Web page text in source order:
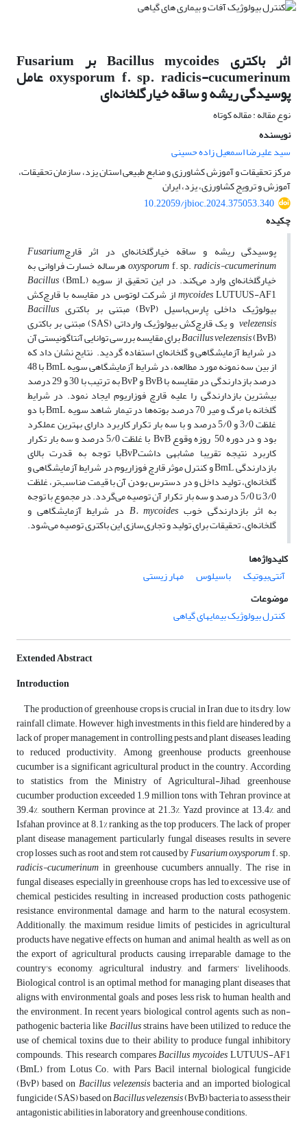
اثر باکتری Bacillus mycoides بر Fusarium
oxysporum f. sp. radicis-cucumerinum عامل
پوسیدگی ریشه و ساقه خیارگلخانه‌ای
نوع مقاله : مقاله کوتاه
نویسنده
سید علیرضا اسمعیل زاده حسینی
مرکز تحقیقات و آموزش کشاورزی و منابع طبیعی استان یزد، سازمان تحقیقات،
آموزش و ترویج کشاورزی، یزد، ایران
10.22059/jbioc.2024.375053.340
چکیده
پوسیدگی ریشه و ساقه خیارگلخانه‌ای در اثر قارچFusarium
oxysporumf. sp.radicis-cucumerinum هرساله خسارت فراوانی به
خیارگلخانه‌ای وارد می‌کند. در این تحقیق از سویه (BmL) Bacillus
mycoidesLUTUUS-AF1 از شرکت لوتوس در مقایسه با قارچ‌کش
بیولوژیک داخلی پارس‌باسیل (BvP) مبتنی بر باکتری Bacillus
velezensisو یک قارچ‌کش بیولوژیک وارداتی (SAS) مبتنی بر باکتری
Bacillus velezensis(BvB) برای مقایسه بررسی توانایی آنتاگونیستی آن
در شرایط آزمایشگاهی و گلخانه‌ای استفاده گردید. نتایج نشان داد که
از بین سه نمونه مورد مطالعه، در شرایط آزمایشگاهی سویه BmL با 48
درصد بازدارندگی در مقایسه با BvB و BvP به ترتیب با 30 و 29 درصد
بیشترین بازدارندگی را علیه قارچ فوزاریوم ایجاد نمود. در شرایط
گلخانه با مرگ و میر 70 درصد بوته‌ها در تیمار شاهد سویه BmL با دو
غلظت 3/0 و 5/0 درصد و با سه بار تکرار کاربرد دارای بهترین عملکرد
بود و در دوره 50 روزه وقوع BvB با غلظت 5/0 درصد و سه بار تکرار
کاربرد نتیجه تقریبا مشابهی داشتBvPبا توجه به قدرت بالای
بازدارندگی BmL و کنترل موثر قارچ فوزاریوم در شرایط آزمایشگاهی و
گلخانه‌ای، تولید داخل و در دسترس بودن آن با قیمت مناسب‌تر، غلظت
3/0 تا 5/0 درصد و سه بار تکرار آن توصیه می‌گردد. در مجموع با توجه
به اثر بازدارندگی خوب B. mycoides در شرایط آزمایشگاهی و
گلخانه‌ای، تحقیقات برای تولید و تجاری‌سازی این باکتری توصیه می‌شود.
کلیدواژه‌ها
آنتی‌بیوتیک
باسیلوس
مهار زیستی
موضوعات
کنترل بیولوژیک بیمایهای گیاهی
Extended Abstract
Introduction
The production of greenhouse crops is crucial in Iran due to its dry, low
rainfall climate. However, high investments in this field are hindered by a
lack of proper management in controlling pests and plant diseases, leading
to reduced productivity. Among greenhouse products, greenhouse
cucumber is a significant agricultural product in the country. According
to statistics from the Ministry of Agricultural-Jihad, greenhouse
cucumber production exceeded 1.9 million tons, with Tehran province at
39.4%, southern Kerman province at 21.3%, Yazd province at 13.4%, and
Isfahan province at 8.1% ranking as the top producers. The lack of proper
plant disease management, particularly fungal diseases, results in severe
crop losses, such as root and stem rot caused byFusarium oxysporumf. sp.
radicis-cucumerinum in greenhouse cucumbers annually. The rise in
fungal diseases, especially in greenhouse crops, has led to excessive use of
chemical pesticides, resulting in increased production costs, pathogenic
resistance, environmental damage, and harm to the natural ecosystem.
Additionally, the maximum residue limits of pesticides in agricultural
products have negative effects on human and animal health, as well as on
the export of agricultural products, causing irreparable damage to the
country's economy, agricultural industry, and farmers' livelihoods.
Biological control is an optimal method for managing plant diseases that
aligns with environmental goals and poses less risk to human health and
the environment. In recent years, biological control agents, such as non-
pathogenic bacteria likeBacillusstrains, have been utilized to reduce the
use of chemical toxins due to their ability to produce fungal inhibitory
compounds. This research comparesBacillus mycoidesLUTUUS-AF1
(BmL) from Lotus Co. with Pars Bacil internal biological fungicide
(BvP) based onBacillus velezensisbacteria and an imported biological
fungicide (SAS) based onBacillus velezensis(BvB) bacteria to assess their
antagonistic abilities in laboratory and greenhouse conditions.